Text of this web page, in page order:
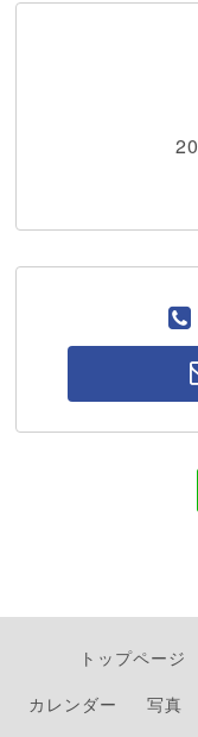
トップページ
カレンダー
写真